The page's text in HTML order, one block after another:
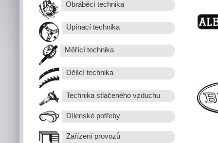
Obráběcí technika
Upínací technika
Měřící technika
Dělící technika
Technika stlačeného vzduchu
Dílenské potřeby
Zařízení provozů